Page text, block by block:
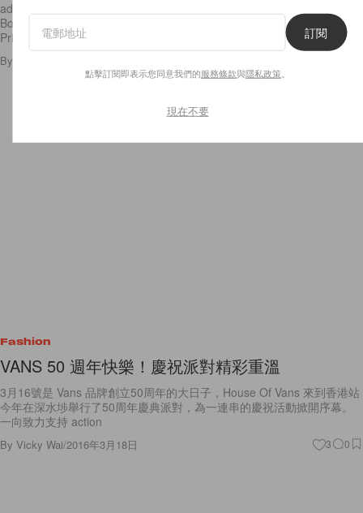
adidas NMD 球鞋這邊箱在各地掀起搶購潮流，那邊箱人氣跑步 Ultra
Boost 於3月22日推出新色。全白 Ultra Boost 當然吸引，拼湊彩虹
Primeknit
By
Fashion
VANS 50 週年快樂！慶祝派對精彩重溫
3月16號是 Vans 品牌創立50周年的大日子，House Of Vans 來到香港站
今年在深水埗舉行了50周年慶典派對，為一連串的慶祝活動掀開序幕。
一向致力支持 action
By Vicky Wai/2016年3月18日 3 0
訂閱
點擊訂閱即表示您同意我們的服務條款與隱私政策
現在不要